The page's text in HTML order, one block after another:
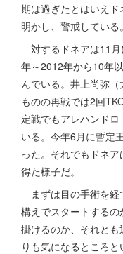
期は過ぎたとはいえ
明かし、警戒している。
対するドネアは11
年～2012年から10年
んでいる。井上尚弥
ものの再戦では2回
定戦でもアレハンド
いる。今年6月に暫定
った。それでもドネ
得た様子だ。
まずは目の手術を経
構えでスタートする
掛けるのか、それと
りも気になるところ